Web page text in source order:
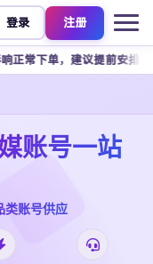
登录 注册
提前安排余额充值。
账号一站
账号供应